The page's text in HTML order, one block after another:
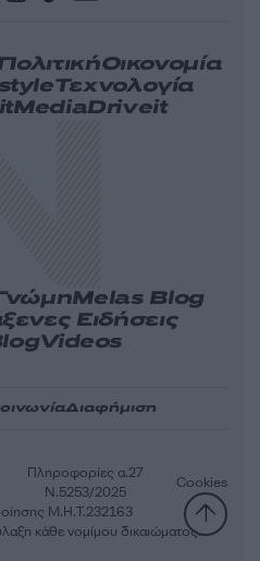
Οικονομία
Τεχνολογία
MediaDriveit
Melas Blog
Ειδήσεις
Videos
Διαφήμιση
Μ.Η.Τ.232163
Πληροφορίες α.27
Ν.5253/2025
Cookies
κάθε νομίμου δικαιώματος.